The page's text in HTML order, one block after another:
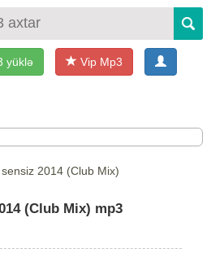
yüklə Vip Mp3
2014 (Club Mix)
(Club Mix) mp3